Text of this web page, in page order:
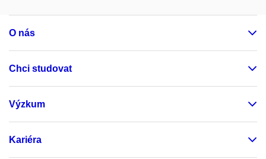
O nás
Chci studovat
Výzkum
Kariéra